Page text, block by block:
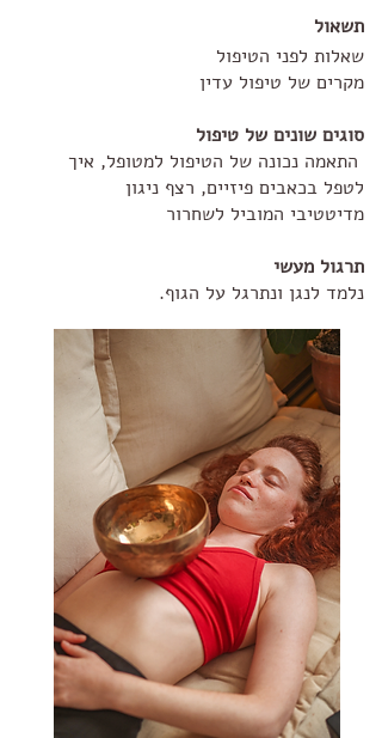
תשאול
שאלות לפני הטיפול
מקרים של טיפול עדין
סוגים שונים של טיפול
התאמה נכונה של הטיפול למטופל, איך
לטפל בכאבים פיזיים, רצף ניגון
מדיטטיבי המוביל לשחרור
תרגול מעשי
נלמד לנגן ונתרגל על הגוף.